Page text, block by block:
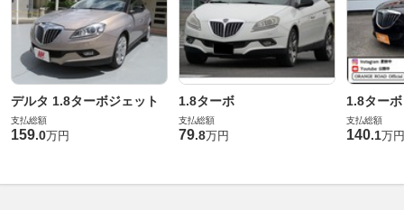
デルタ 1.8ターボジェット
支払総額
159.0万円
1.8ターボ
支払総額
79.8万円
1.8ターボ
支払総額
140.1万円